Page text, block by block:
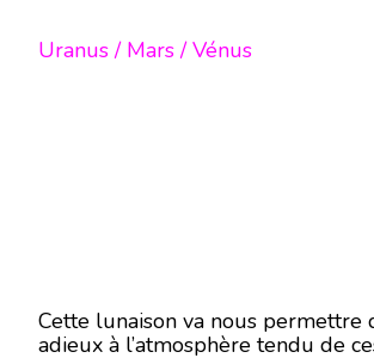
Uranus / Mars / Vénus
Cette lunaison va nous permettre
adieux à l’atmosphère tendu de